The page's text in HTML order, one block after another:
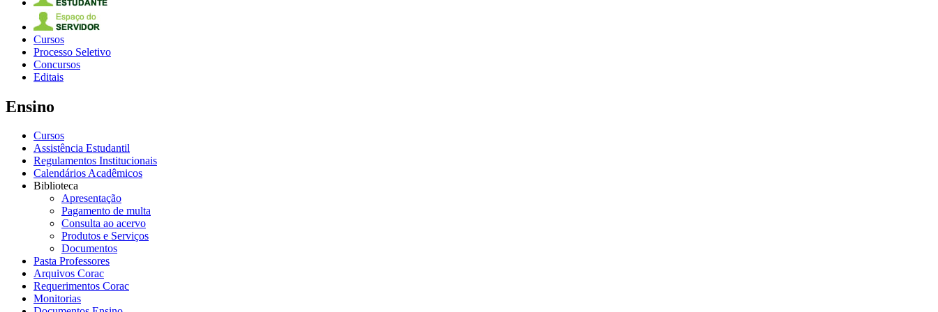
Cursos
Processo Seletivo
Concursos
Editais
Ensino
Cursos
Assistência Estudantil
Regulamentos Institucionais
Calendários Acadêmicos
Biblioteca
Apresentação
Pagamento de multa
Consulta ao acervo
Produtos e Serviços
Documentos
Pasta Professores
Arquivos Corac
Requerimentos Corac
Monitorias